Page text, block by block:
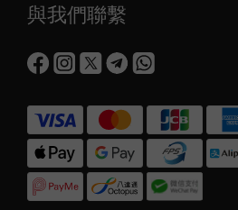
與我們聯繫